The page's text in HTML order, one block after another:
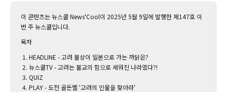
이 콘텐츠는 뉴스쿨 News'Cool이 2025년 5월 9일에 발행한 제147호 이
번 주 뉴스쿨입니다.‌
목차
HEADLINE - 고려 불상이 일본으로 가는 까닭은?
뉴스쿨TV - 고려는 불교의 힘으로 세워진 나라였다?!
QUIZ
PLAY - 도전 골든벨 '고려의 인물을 찾아라'